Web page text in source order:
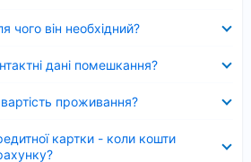
чого він необхідний?
дані помешкання?
проживання?
картки - коли кошти